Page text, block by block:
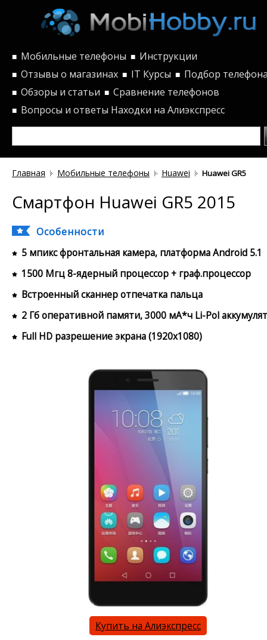
■ Мобильные телефоны ■ Инструкции
■ Отзывы о магазинах ■ IT Курсы ■ Подбор
■ Обзоры и статьи ■ Сравнение телефонов
■ Вопросы и ответы Находки на Алиэкспресс
Главная Мобильные телефоны Huawei Huawei GR5
Смартфон Huawei GR5 2015
Особенности
5 мпикс фронтальная камера, платформа Android 5.1
1500 Мгц 8-ядерный процессор + граф.процессор
Встроенный сканнер отпечатка пальца
2 Гб оперативной памяти, 3000 мА*ч Li-Pol
Full HD разрешение экрана (1920x1080)
Купить на Алиэкспресс